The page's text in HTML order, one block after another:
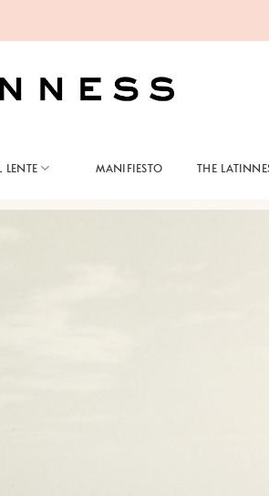
LENTE MANIFIESTO THE